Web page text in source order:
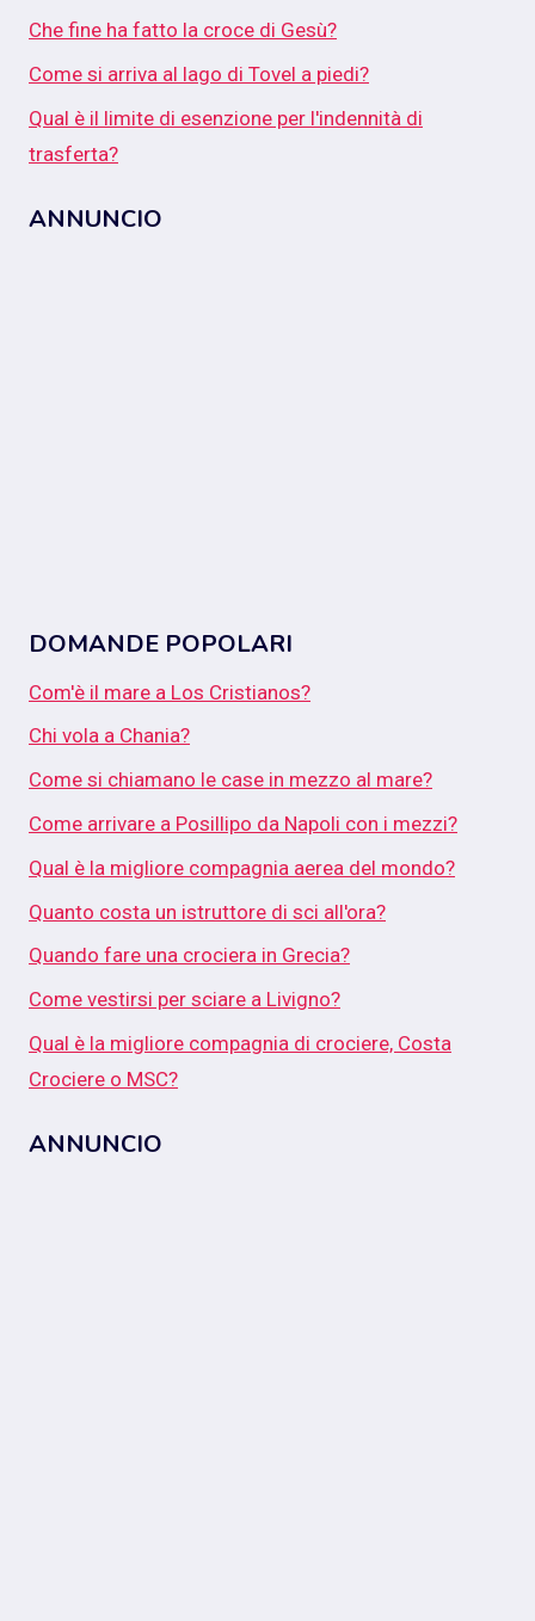
Che fine ha fatto la croce di Gesù?
Come si arriva al lago di Tovel a piedi?
Qual è il limite di esenzione per l'indennità di
trasferta?
ANNUNCIO
DOMANDE POPOLARI
Com'è il mare a Los Cristianos?
Chi vola a Chania?
Come si chiamano le case in mezzo al mare?
Come arrivare a Posillipo da Napoli con i mezzi?
Qual è la migliore compagnia aerea del mondo?
Quanto costa un istruttore di sci all'ora?
Quando fare una crociera in Grecia?
Come vestirsi per sciare a Livigno?
Qual è la migliore compagnia di crociere, Costa
Crociere o MSC?
ANNUNCIO